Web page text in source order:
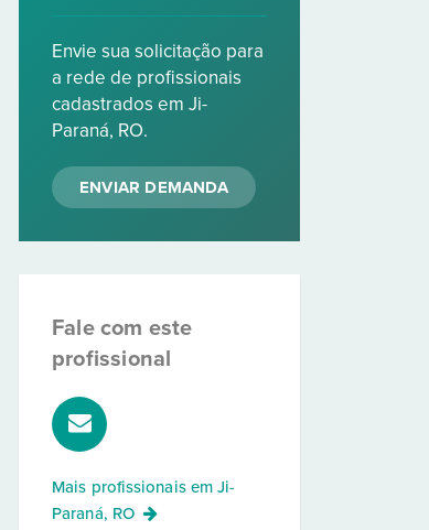
Envie sua solicitação para
a rede de profissionais
cadastrados em Ji-
Paraná, RO.
ENVIAR DEMANDA
Fale com este
profissional
Mais profissionais emJi-
Paraná, RO